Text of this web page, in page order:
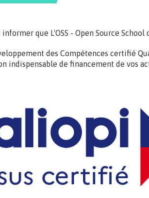
que L'OSS - Open Source
des Compétences certifié
indispensable de financement de vos